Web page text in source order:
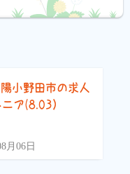
小野田市の求人
ア(8.03）
月06日